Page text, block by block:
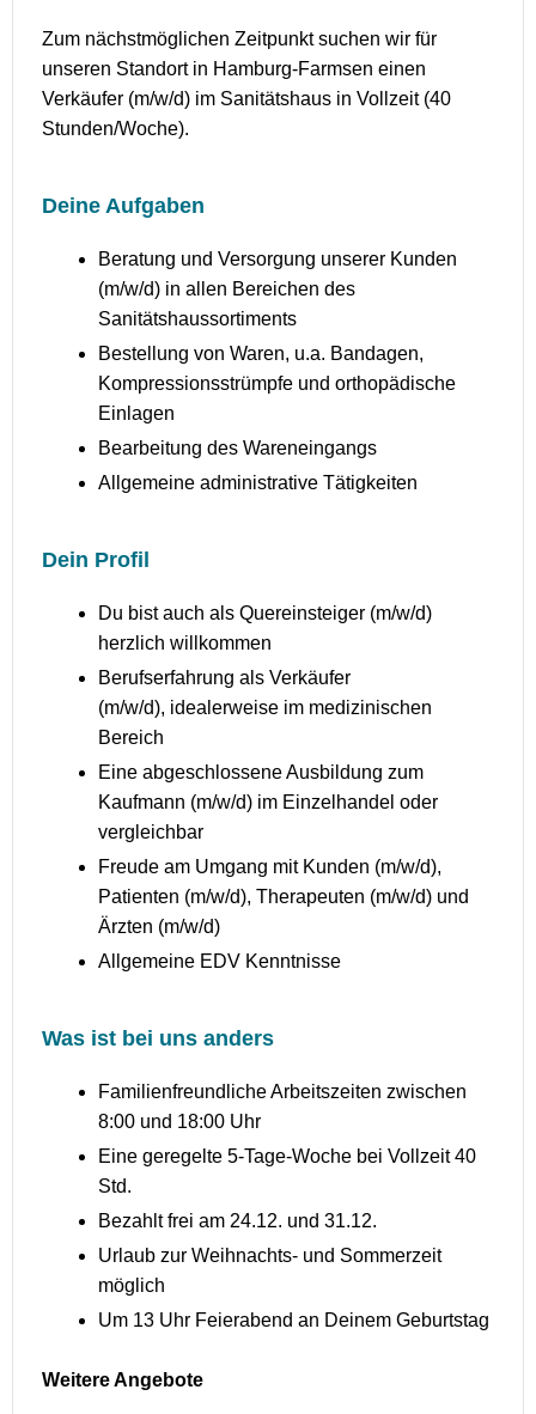
Zum nächstmöglichen Zeitpunkt suchen wir für
unseren Standort in Hamburg-Farmsen einen
Verkäufer (m/w/d) im Sanitätshaus in Vollzeit (40
Stunden/Woche).
Deine Aufgaben
Beratung und Versorgung unserer Kunden
(m/w/d) in allen Bereichen des
Sanitätshaussortiments
Bestellung von Waren, u.a. Bandagen,
Kompressionsstrümpfe und orthopädische
Einlagen
Bearbeitung des Wareneingangs
Allgemeine administrative Tätigkeiten
Dein Profil
Du bist auch als Quereinsteiger (m/w/d)
herzlich willkommen
Berufserfahrung als Verkäufer
(m/w/d), idealerweise im medizinischen
Bereich
Eine abgeschlossene Ausbildung zum
Kaufmann (m/w/d) im Einzelhandel oder
vergleichbar
Freude am Umgang mit Kunden (m/w/d),
Patienten (m/w/d), Therapeuten (m/w/d) und
Ärzten (m/w/d)
Allgemeine EDV Kenntnisse
Was ist bei uns anders
Familienfreundliche Arbeitszeiten zwischen
8:00 und 18:00 Uhr
Eine geregelte 5-Tage-Woche bei Vollzeit 40
Std.
Bezahlt frei am 24.12. und 31.12.
Urlaub zur Weihnachts- und Sommerzeit
möglich
Um 13 Uhr Feierabend an Deinem Geburtstag
Weitere Angebote